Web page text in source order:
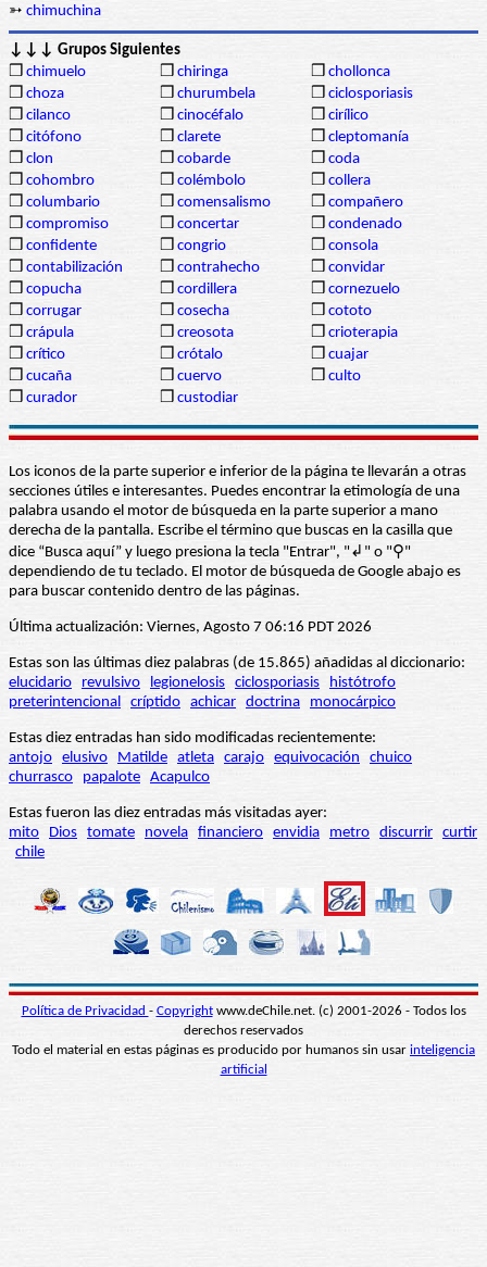
➳ chimuchina
↓↓↓ Grupos Siguientes
❒ chimuelo ❒ chiringa ❒ chollonca
❒ choza ❒ churumbela ❒ ciclosporiasis
❒ cilanco ❒ cinocéfalo ❒ cirílico
❒ citófono ❒ clarete ❒ cleptomanía
❒ clon ❒ cobarde ❒ coda
❒ cohombro ❒ colémbolo ❒ collera
❒ columbario ❒ comensalismo ❒ compañero
❒ compromiso ❒ concertar ❒ condenado
❒ confidente ❒ congrio ❒ consola
❒ contabilización ❒ contrahecho ❒ convidar
❒ copucha ❒ cordillera ❒ cornezuelo
❒ corrugar ❒ cosecha ❒ cototo
❒ crápula ❒ creosota ❒ crioterapia
❒ crítico ❒ crótalo ❒ cuajar
❒ cucaña ❒ cuervo ❒ culto
❒ curador ❒ custodiar
Los iconos de la parte superior e inferior de la página te llevarán a otras
secciones útiles e interesantes. Puedes encontrar la etimología de una
palabra usando el motor de búsqueda en la parte superior a mano
derecha de la pantalla. Escribe el término que buscas en la casilla que
dice “Busca aquí” y luego presiona la tecla "Entrar", "↲" o "⚲"
dependiendo de tu teclado. El motor de búsqueda de Google abajo es
para buscar contenido dentro de las páginas.
Última actualización: Viernes, Agosto 7 06:16 PDT 2026
Estas son las últimas diez palabras (de 15.865) añadidas al diccionario:
elucidario
revulsivo legionelosis ciclosporiasis
histótrofo
preterintencional críptido achicar doctrina monocárpico
Estas diez entradas han sido modificadas recientemente:
antojo elusivo Matilde atleta carajo equivocación
chuico
churrasco
papalote Acapulco
Estas fueron las diez entradas más visitadas ayer:
mito
Dios tomate novela financiero envidia metro discurrir curtir
chile
Política de Privacidad - Copyrightwww.deChile.net. (c) 2001-2026 - Todos los
derechos reservados
Todo el material en estas páginas es producido por humanos sin usar inteligencia
artificial